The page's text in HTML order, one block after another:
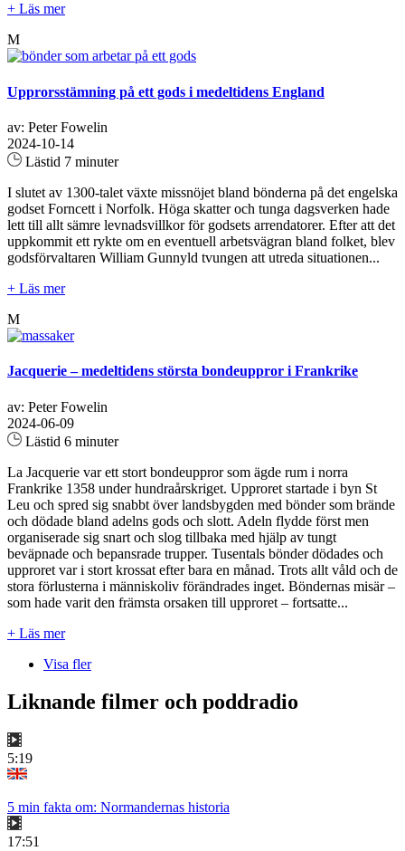
+ Läs mer
M
Upprorsstämning på ett gods i medeltidens England
av: Peter Fowelin
2024-10-14
Lästid 7 minuter
I slutet av 1300-talet växte missnöjet bland bönderna på det engelska
godset Forncett i Norfolk. Höga skatter och tunga dagsverken hade
lett till allt sämre levnadsvillkor för godsets arrendatorer. Efter att det
uppkommit ett rykte om en eventuell arbetsvägran bland folket, blev
godsförvaltaren William Gunnyld tvungen att utreda situationen...
+ Läs mer
M
Jacquerie – medeltidens största bondeuppror i Frankrike
av: Peter Fowelin
2024-06-09
Lästid 6 minuter
La Jacquerie var ett stort bondeuppror som ägde rum i norra
Frankrike 1358 under hundraårskriget. Upproret startade i byn St
Leu och spred sig snabbt över landsbygden med bönder som brände
och dödade bland adelns gods och slott. Adeln flydde först men
organiserade sig snart och slog tillbaka med hjälp av tungt
beväpnade och bepansrade trupper. Tusentals bönder dödades och
upproret var i stort krossat efter bara en månad. Trots allt våld och de
stora förlusterna i människoliv förändrades inget. Böndernas misär –
som hade varit den främsta orsaken till upproret – fortsatte...
+ Läs mer
Visa fler
Liknande filmer och poddradio
5:19
5 min fakta om: Normandernas historia
17:51